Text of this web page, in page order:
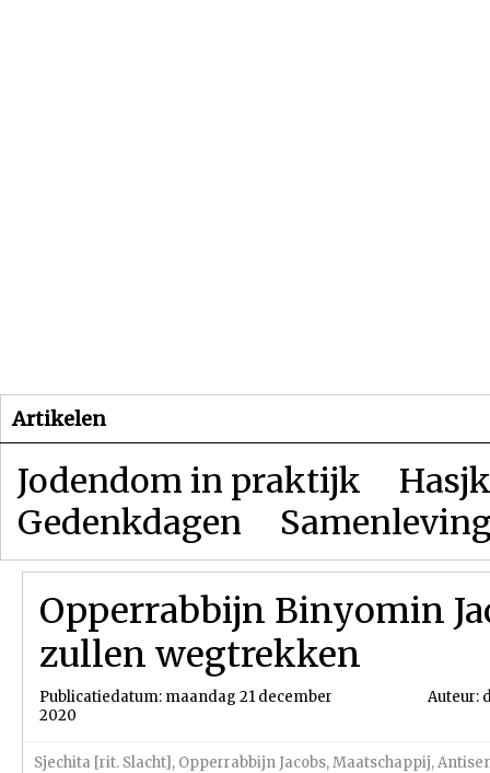
Artikelen
Jodendom in praktijk
Gedenkdagen
Opperrabbijn Binyomin
zullen wegtrekken
Publicatiedatum: maandag 21 december
2020
Auteur:
Sjechita [rit. Slacht], Opperrabbijn Jacobs,Maatschappij,